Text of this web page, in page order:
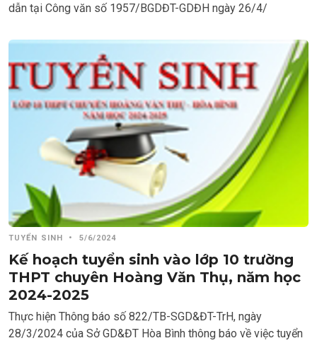
dẫn tại Công văn số 1957/BGDĐT-GDĐH ngày 26/4/
TUYỂN SINH • 5/6/2024
Kế hoạch tuyển sinh vào lớp 10 trường
THPT chuyên Hoàng Văn Thụ, năm học
2024-2025
Thực hiện Thông báo số 822/TB-SGD&ĐT-TrH, ngày
28/3/2024 của Sở GD&ĐT Hòa Bình thông báo về việc tuyển